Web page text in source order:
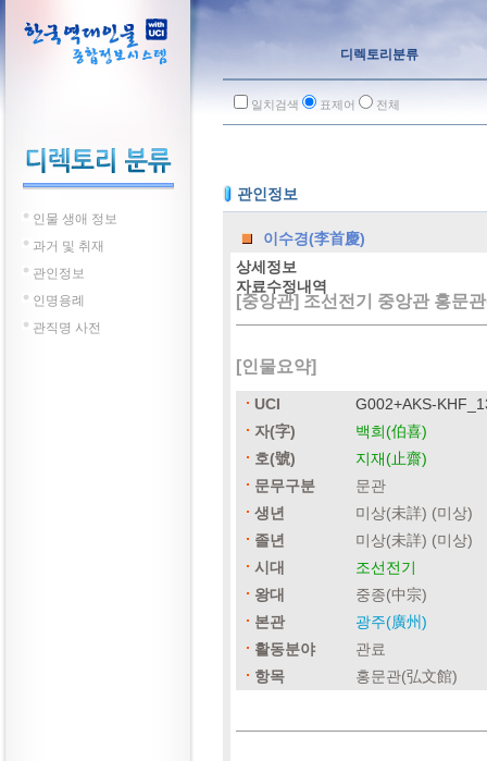
인물 생애 정보
과거 및 취재
관인정보
인명용례
관직명 사전
디렉토리분류
일치검색 표제어 전체
관인정보
이수경(李首慶)
상세정보
자료수정내역
[중앙관] 조선전기 중앙관 홍문
[인물요약]
UCI
G002+AKS-
자(字)
백희(伯喜)
호(號)
지재(止齋)
문무구분
문관
생년
미상(未詳) (미상)
졸년
미상(未詳) (미상)
시대
조선전기
왕대
중종(中宗)
본관
광주(廣州)
활동분야
관료
항목
홍문관(弘文館)